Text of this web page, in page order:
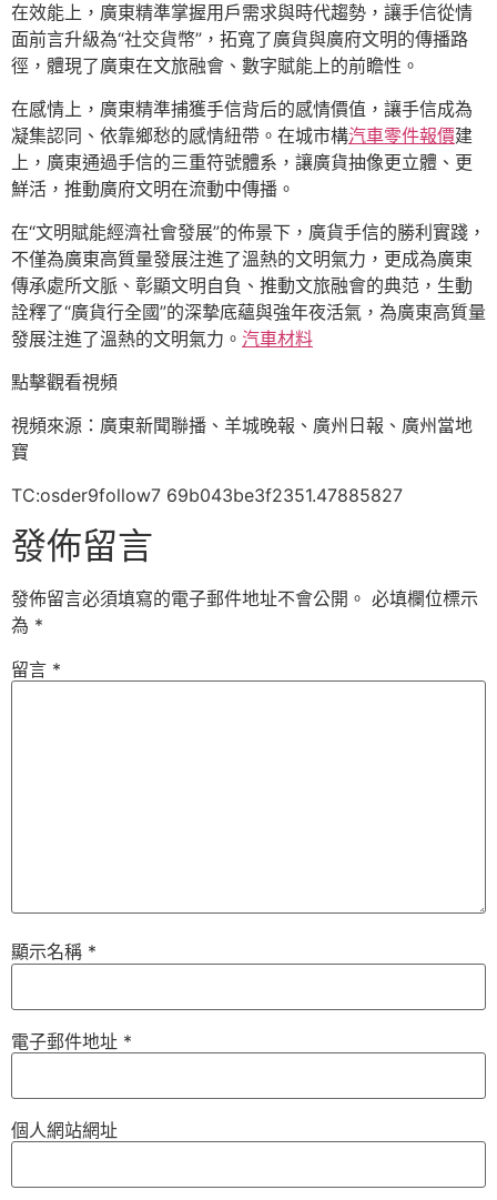
在效能上，廣東精準掌握用戶需求與時代趨勢，讓手信從情
面前言升級為“社交貨幣”，拓寬了廣貨與廣府文明的傳播路
徑，體現了廣東在文旅融會、數字賦能上的前瞻性。
在感情上，廣東精準捕獲手信背后的感情價值，讓手信成為
凝集認同、依靠鄉愁的感情紐帶。在城市構汽車零件報價建
上，廣東通過手信的三重符號體系，讓廣貨抽像更立體、更
鮮活，推動廣府文明在流動中傳播。
在“文明賦能經濟社會發展”的佈景下，廣貨手信的勝利實踐，
不僅為廣東高質量發展注進了溫熱的文明氣力，更成為廣東
傳承處所文脈、彰顯文明自負、推動文旅融會的典范，生動
詮釋了“廣貨行全國”的深摯底蘊與強年夜活氣，為廣東高質量
發展注進了溫熱的文明氣力。 汽車材料
點擊觀看視頻
視頻來源：廣東新聞聯播、羊城晚報、廣州日報、廣州當地
寶
TC:osder9follow7 69b043be3f2351.47885827
發佈留言
發佈留言必須填寫的電子郵件地址不會公開。 必填欄位標示
為 *
留言 *
顯示名稱 *
電子郵件地址 *
個人網站網址